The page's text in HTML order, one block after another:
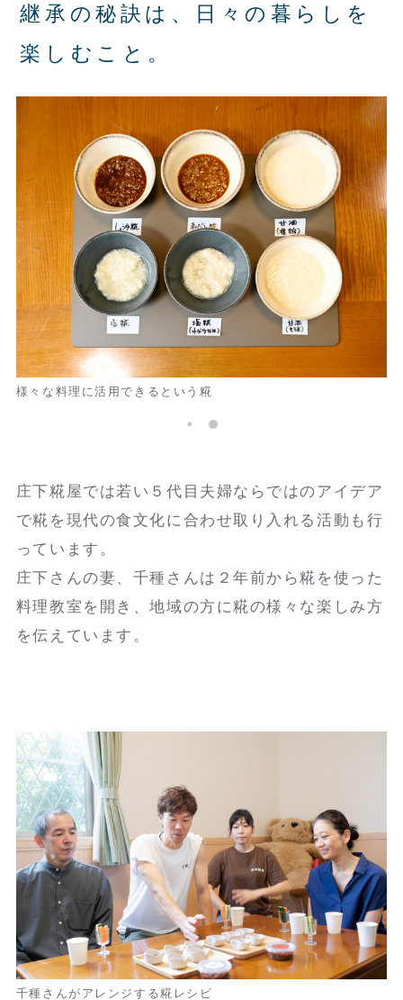
継承の秘訣は、日々の暮らしを
楽しむこと。
庄下糀屋が開発した万能糀
庄下糀屋では若い５代目夫婦ならではのアイデア
で糀を現代の食文化に合わせ取り入れる活動も行
っています。
庄下さんの妻、千種さんは２年前から糀を使った
料理教室を開き、地域の方に糀の様々な楽しみ方
を伝えています。
千種さんがアレンジする糀レシピ